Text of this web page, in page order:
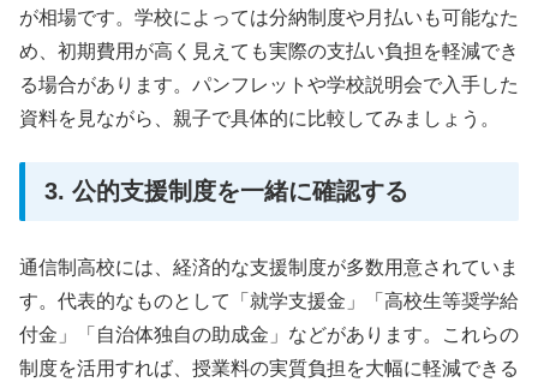
が相場です。学校によっては分納制度や月払いも可能なた
め、初期費用が高く見えても実際の支払い負担を軽減でき
る場合があります。パンフレットや学校説明会で入手した
資料を見ながら、親子で具体的に比較してみましょう。
3. 公的支援制度を一緒に確認する
通信制高校には、経済的な支援制度が多数用意されていま
す。代表的なものとして「就学支援金」「高校生等奨学給
付金」「自治体独自の助成金」などがあります。これらの
制度を活用すれば、授業料の実質負担を大幅に軽減できる